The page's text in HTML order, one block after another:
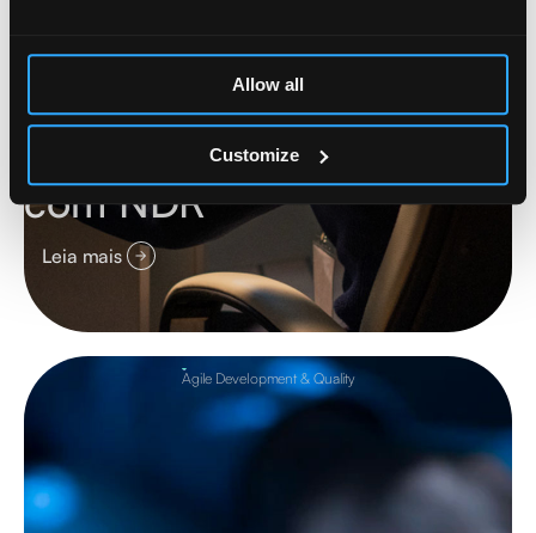
Allow all
Customize
Melhorar a
cibersegurança de rede
com NDR
Leia mais
Agile Development & Quality